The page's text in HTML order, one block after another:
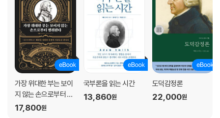
둘째 부류
셋째 부류
5. 은 가치 변화에 관련된 여담의 결론
6. 사회 발전이 제조품의 실질가격에 미치는 영향
7. 지대를 다룬 이번 장의 결론
│첨부│ 연도별 밀 가격?
제2권. 자본의 성격, 축적, 사용
들어가는 글
가장 위대한 부는 보이
지 않는 손으로부터 쟁
취된다
17,800원
국부론을 읽는 시간
13,860원
도덕감정론
22,000원